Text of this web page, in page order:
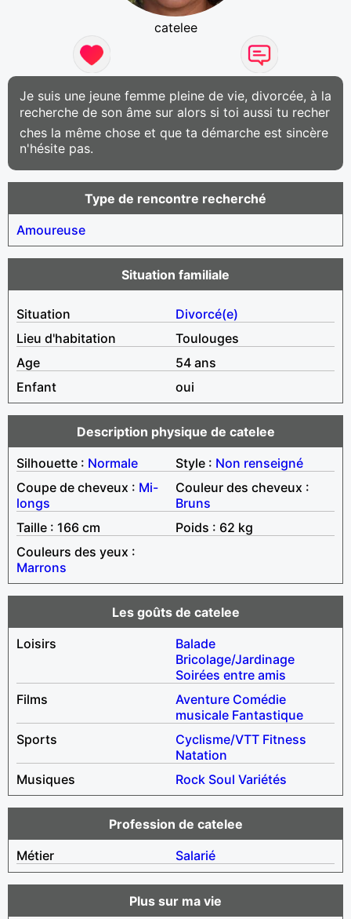
catelee
Je suis une jeune femme pleine de vie, divorcée, à la
recherche de son âme sur alors si toi aussi tu recher
ches la même chose et que ta démarche est sincère
n'hésite pas.
Type de rencontre recherché
Amoureuse
Situation familiale
Situation
Divorcé(e)
Lieu d'habitation
Toulouges
Age
54 ans
Enfant
oui
Description physique de catelee
Silhouette : Normale Style : Non renseigné
Coupe de cheveux : Mi-
longs
Couleur des cheveux :
Bruns
Taille : 166 cm
Poids : 62 kg
Couleurs des yeux :
Marrons
Les goûts de catelee
Loisirs
Balade
Bricolage/Jardinage
Soirées entre amis
Films
Aventure Comédie
musicale Fantastique
Sports
Cyclisme/VTT Fitness
Natation
Musiques
Rock Soul Variétés
Profession de catelee
Métier
Salarié
Plus sur ma vie